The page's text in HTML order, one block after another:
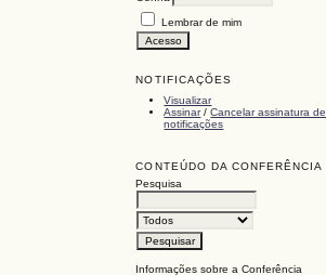
Lembrar de mim
NOTIFICAÇÕES
Visualizar
Assinar/Cancelar assinatura de
notificações
CONTEÚDO DA CONFERÊNCIA
Pesquisa
Informações sobre a Conferência